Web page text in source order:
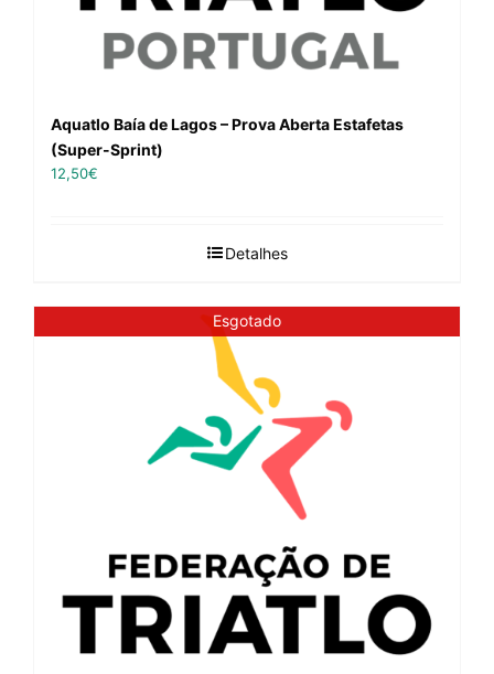
Aquatlo Baía de Lagos – Prova Aberta Estafetas
(Super-Sprint)
12,50€
Detalhes
Esgotado